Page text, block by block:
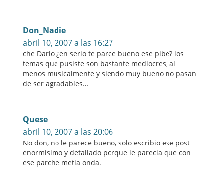
Don_Nadie
abril 10, 2007 a las 16:27
che Dario ¿en serio te paree bueno ese pibe? los
temas que pusiste son bastante mediocres, al
menos musicalmente y siendo muy bueno no pasan
de ser agradables…
Quese
abril 10, 2007 a las 20:06
No don, no le parece bueno, solo escribio ese post
enormisimo y detallado porque le parecia que con
ese parche metia onda.